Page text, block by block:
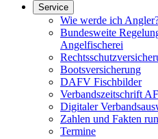
Service
Wie werde ich
Bundesweite
Angelfischerei
Bootsversicherung
DAFV Fischbilder
Verbandszeitschrift
Digitaler
Zahlen und Fakten
Termine